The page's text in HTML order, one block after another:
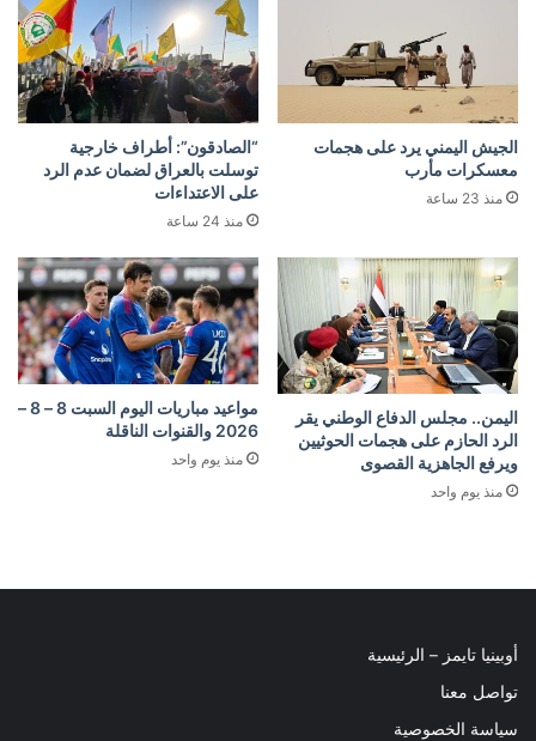
الجيش اليمني يرد على هجمات
معسكرات مأرب
منذ 23 ساعة
“الصادقون”: أطراف خارجية
توسلت بالعراق لضمان عدم الرد
على الاعتداءات
منذ 24 ساعة
اليمن.. مجلس الدفاع الوطني يقر
الرد الحازم على هجمات الحوثيين
ويرفع الجاهزية القصوى
منذ يوم واحد
مواعيد مباريات اليوم السبت 8 – 8 –
2026 والقنوات الناقلة
منذ يوم واحد
أوبينيا تايمز – الرئيسية
تواصل معنا
سياسة الخصوصية